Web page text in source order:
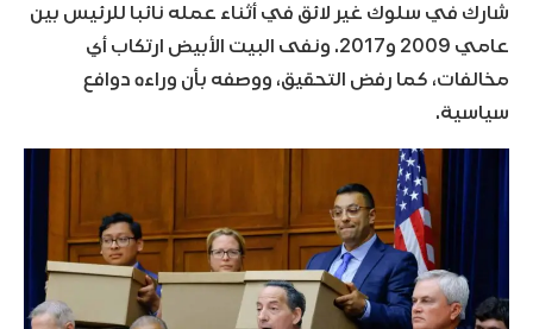
شارك في سلوك غير لائق في أثناء عمله نائبا للرئيس بين
عامي 2009 و2017. ونفى البيت الأبيض ارتكاب أي
مخالفات، كما رفض التحقيق، ووصفه بأن وراءه دوافع
سياسية.